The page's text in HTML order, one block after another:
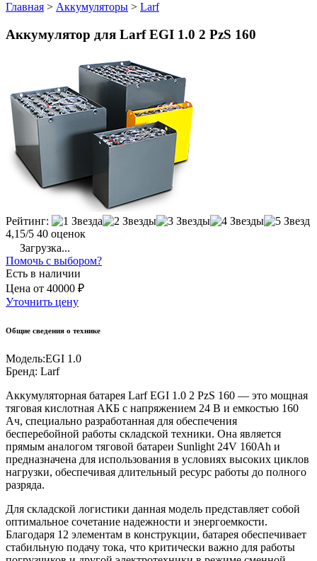
Главная > Аккумуляторы > Larf
Аккумулятор для Larf EGI 1.0 2 PzS 160
Рейтинг:
4,15/5 40 оценок
Загрузка...
Помочь с выбором?
Есть в наличии
Цена от 40000 ₽
Уточнить цену
Общие сведения о технике
Модель:EGI 1.0
Бренд: Larf
Аккумуляторная батарея Larf EGI 1.0 2 PzS 160 — это мощная
тяговая кислотная АКБ с напряжением 24 В и емкостью 160
Ач, специально разработанная для обеспечения
бесперебойной работы складской техники. Она является
прямым аналогом тяговой батареи Sunlight 24V 160Ah и
предназначена для использования в условиях высоких циклов
нагрузки, обеспечивая длительный ресурс работы до полного
разряда.
Для складской логистики данная модель представляет собой
оптимальное сочетание надежности и энергоемкости.
Благодаря 12 элементам в конструкции, батарея обеспечивает
стабильную подачу тока, что критически важно для работы